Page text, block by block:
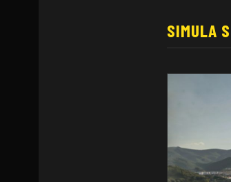
SIMULA